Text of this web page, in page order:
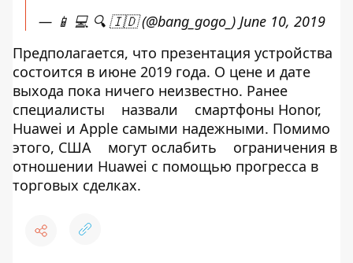
— 📱 💻 🔍 🇮🇩 (@bang_gogo_) June 10, 2019
Предполагается, что презентация устройства
состоится в июне 2019 года. О цене и дате
выхода пока ничего неизвестно. Ранее
специалисты
назвали
смартфоны Honor,
Huawei и Apple самыми надежными. Помимо
этого, США
могут ослабить
ограничения в
отношении Huawei с помощью прогресса в
торговых сделках.